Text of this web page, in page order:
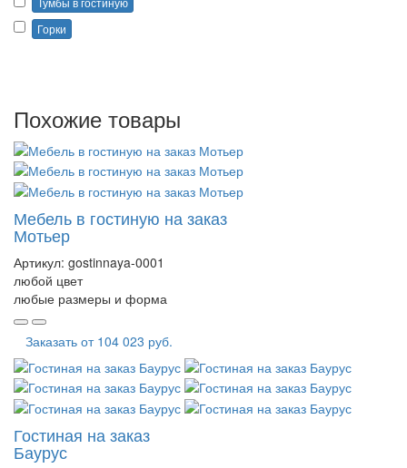
Горки
Похожие товары
Мебель в гостиную на заказ
Мотьер
Артикул: gostinnaya-0001
любой цвет
любые размеры и форма
Заказать от 104 023 руб.
Гостиная на заказ
Баурус